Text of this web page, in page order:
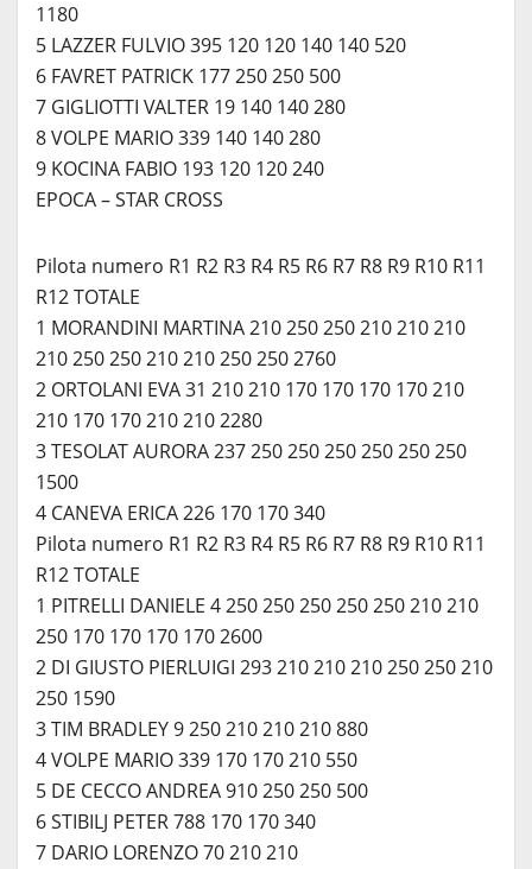
1180
5 LAZZER FULVIO 395 120 120 140 140 520
6 FAVRET PATRICK 177 250 250 500
7 GIGLIOTTI VALTER 19 140 140 280
8 VOLPE MARIO 339 140 140 280
9 KOCINA FABIO 193 120 120 240
EPOCA – STAR CROSS
Pilota numero R1 R2 R3 R4 R5 R6 R7 R8 R9 R10 R11
R12 TOTALE
1 MORANDINI MARTINA 210 250 250 210 210 210
210 250 250 210 210 250 250 2760
2 ORTOLANI EVA 31 210 210 170 170 170 170 210
210 170 170 210 210 2280
3 TESOLAT AURORA 237 250 250 250 250 250 250
1500
4 CANEVA ERICA 226 170 170 340
Pilota numero R1 R2 R3 R4 R5 R6 R7 R8 R9 R10 R11
R12 TOTALE
1 PITRELLI DANIELE 4 250 250 250 250 250 210 210
250 170 170 170 170 2600
2 DI GIUSTO PIERLUIGI 293 210 210 210 250 250 210
250 1590
3 TIM BRADLEY 9 250 210 210 210 880
4 VOLPE MARIO 339 170 170 210 550
5 DE CECCO ANDREA 910 250 250 500
6 STIBILJ PETER 788 170 170 340
7 DARIO LORENZO 70 210 210